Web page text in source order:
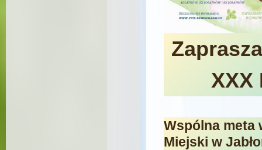
XXX
Wspólna meta
Miejski w